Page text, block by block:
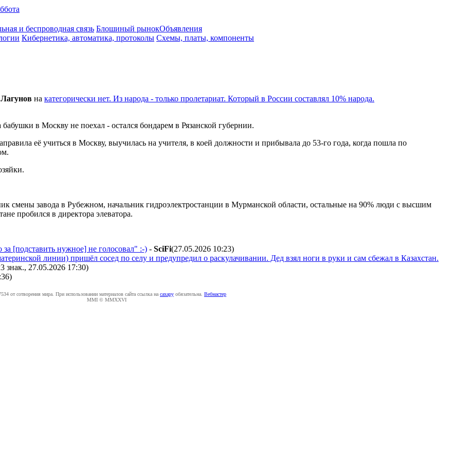
и беспроводная связь Блошиный рынокОбъявления
Кибернетика, автоматика, протоколы Схемы, платы, компоненты
Лaгyнoв на категорически нет. Из народа - только пролетариат. Который в России составлял 10% народа.
в Москву не поехал - остался бондарем в Рязанской губернии.
её учиться в Москву, выучилась на учителя, в коей должности и прибывала до 53-го года, когда пошла по
смены завода в Рубежном, начальник гидроэлектростанции в Мурманской области, остальные на 90% люди с высшим
пробился в директора элеватора.
[подставить нужное] не голосовал" :-) - SciFi(27.05.2026 10:23)
линии) пришёл сосед по селу и предупредил о раскулачивании. Дед взял ноги в руки и сам сбежал в Казахстан.
знак., 27.05.2026 17:30)
)
от сотворения мира. При использовании материалов сайта ссылка на caxapу обязательна. Вебмастер
MMI © MMXXVI